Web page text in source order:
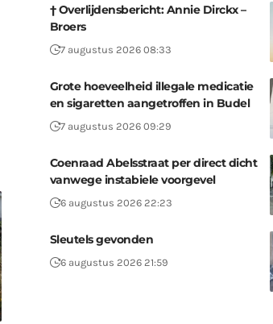
† Overlijdensbericht: Annie Dirckx –
Broers
7 augustus 2026 08:33
Grote hoeveelheid illegale medicatie
en sigaretten aangetroffen in Budel
7 augustus 2026 09:29
Coenraad Abelsstraat per direct dicht
vanwege instabiele voorgevel
6 augustus 2026 22:23
Sleutels gevonden
6 augustus 2026 21:59